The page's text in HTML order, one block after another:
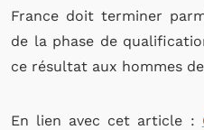
France doit terminer
de la phase de
ce résultat aux hommes
En lien avec cet article :